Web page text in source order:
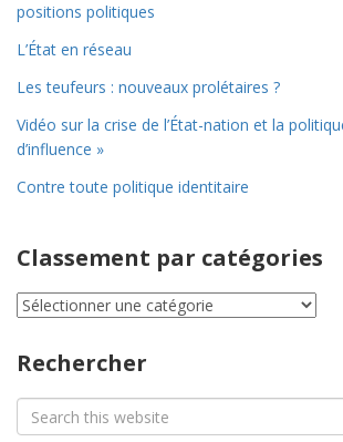
positions politiques
L’État en réseau
Les teufeurs : nouveaux prolétaires ?
Vidéo sur la crise de l’État-nation et la
d’influence »
Contre toute politique identitaire
Classement par catégories
Classement
par
Rechercher
Search
for: